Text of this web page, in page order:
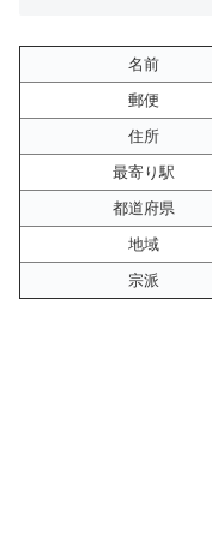
名前
郵便
住所
最寄り駅
都道府県
地域
宗派